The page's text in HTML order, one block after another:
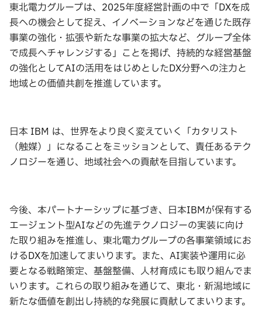
東北電力グループは、2025年度経営計画の中で「DXを成
長への機会として捉え、イノベーションなどを通じた既存
事業の強化・拡張や新たな事業の拡大など、グループ全体
で成長へチャレンジする」ことを掲げ、持続的な経営基盤
の強化としてAIの活用をはじめとしたDX分野への注力と
地域との価値共創を推進しています。
日本 IBM は、世界をより良く変えていく「カタリスト
（触媒）」になることをミッションとして、責任あるテク
ノロジーを通じ、地域社会への貢献を目指しています。
今後、本パートナーシップに基づき、日本IBMが保有する
エージェント型AIなどの先進テクノロジーの実装に向け
た取り組みを推進し、東北電力グループの各事業領域にお
けるDXを加速してまいります。また、AI実装や運用に必
要となる戦略策定、基盤整備、人材育成にも取り組んでま
いります。これらの取り組みを通じて、東北・新潟地域に
新たな価値を創出し持続的な発展に貢献してまいります。